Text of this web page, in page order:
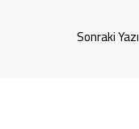
Sonraki Yazı